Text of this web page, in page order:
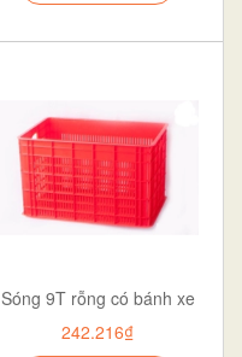
Sóng 9T rỗng có bánh xe
242.216₫